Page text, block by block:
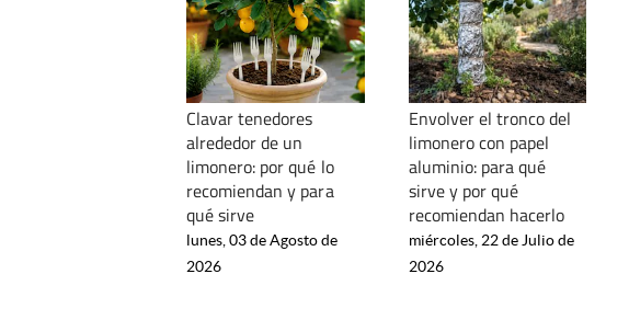
Clavar tenedores
alrededor de un
limonero: por qué lo
recomiendan y para
qué sirve
lunes, 03 de Agosto de
2026
Envolver el tronco del
limonero con papel
aluminio: para qué
sirve y por qué
recomiendan hacerlo
miércoles, 22 de Julio de
2026